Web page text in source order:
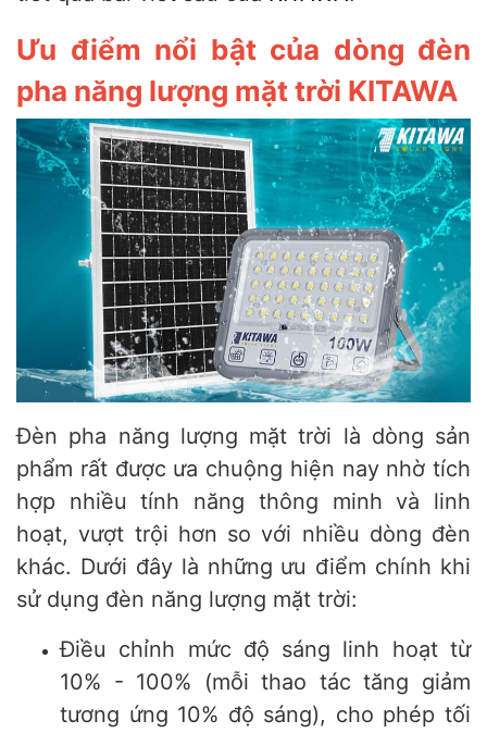
Ưu điểm nổi bật của dòng đèn
pha năng lượng mặt trời KITAWA
Đèn pha năng lượng mặt trời là dòng sản
phẩm rất được ưa chuộng hiện nay nhờ tích
hợp nhiều tính năng thông minh và linh
hoạt, vượt trội hơn so với nhiều dòng đèn
khác. Dưới đây là những ưu điểm chính khi
sử dụng đèn năng lượng mặt trời:
Điều chỉnh mức độ sáng linh hoạt từ
10% - 100% (mỗi thao tác tăng giảm
tương ứng 10% độ sáng), cho phép tối